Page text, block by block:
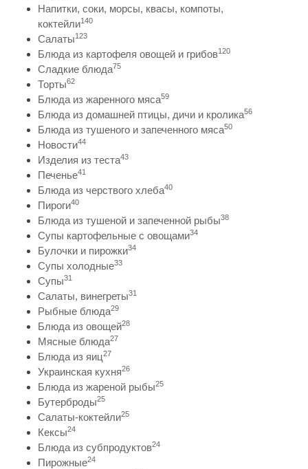
Напитки, соки, морсы, квасы, компоты,
коктейли140
Салаты123
Блюда из картофеля овощей и грибов120
Сладкие блюда75
Торты62
Блюда из жаренного мяса59
Блюда из домашней птицы, дичи и кролика56
Блюда из тушеного и запеченного мяса50
Новости44
Изделия из теста43
Печенье41
Блюда из черствого хлеба40
Пироги40
Блюда из тушеной и запеченной рыбы38
Супы картофельные с овощами34
Булочки и пирожки34
Супы холодные33
Супы31
Салаты, винегреты31
Рыбные блюда29
Блюда из овощей28
Мясные блюда27
Блюда из яиц27
Украинская кухня26
Блюда из жареной рыбы25
Бутерброды25
Салаты-коктейли25
Кексы24
Блюда из субпродуктов24
Пирожные24